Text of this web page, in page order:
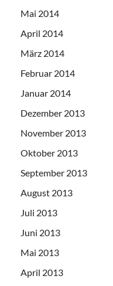
Mai 2014
April 2014
März 2014
Februar 2014
Januar 2014
Dezember 2013
November 2013
Oktober 2013
September 2013
August 2013
Juli 2013
Juni 2013
Mai 2013
April 2013